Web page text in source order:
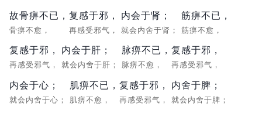
故骨痹不已，
骨痹不愈，
复感于邪，
再感受邪气，
内会于肾；
就会内舍于肾；
筋痹不已，
筋痹不愈，
复感于邪，
再感受邪气，
内会于肝；
就会内舍于肝；
脉痹不已，
脉痹不愈，
复感于邪，
再感受邪气，
内会于心；
就会内舍于心；
肌痹不已，
肌痹不愈，
复感于邪，
再感受邪气，
内舍于脾；
就会内舍于脾；